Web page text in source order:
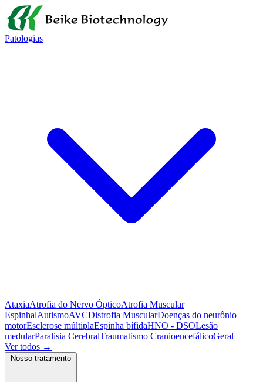
Patologias
AtaxiaAtrofia do Nervo ÓpticoAtrofia Muscular
EspinhalAutismoAVCDistrofia MuscularDoenças do neurônio
motorEsclerose múltiplaEspinha bífidaHNO - DSOLesão
medularParalisia CerebralTraumatismo CranioencefálicoGeral
Ver todos →